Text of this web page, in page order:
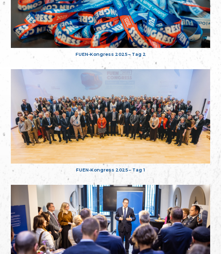
FUEN-Kongress 2025 – Tag 2
FUEN-Kongress 2025 – Tag 1